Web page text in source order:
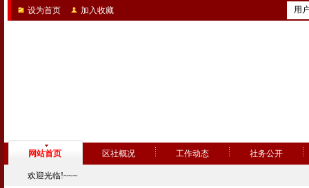
设为首页 加入收藏 用
网站首页 区社概况 工作动态 社务公开
欢迎光临!~~~